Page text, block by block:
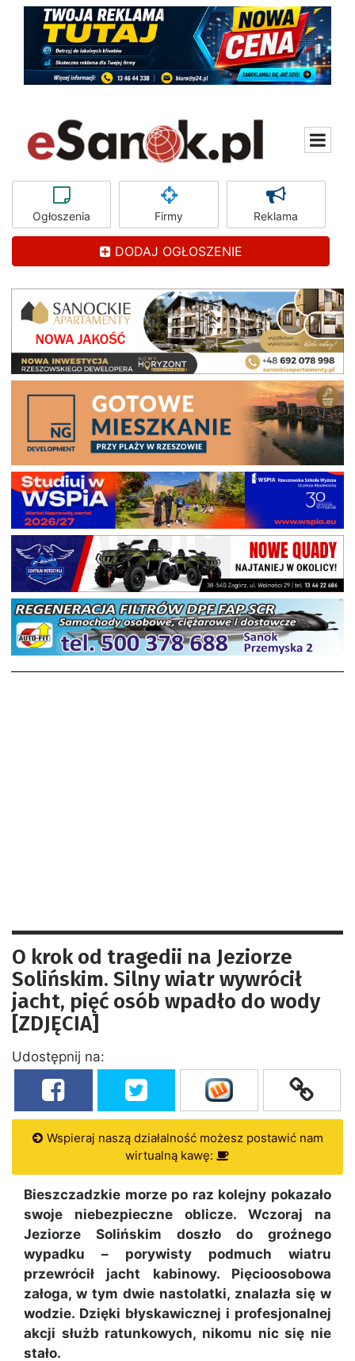
Ogłoszenia Firmy Reklama
DODAJ OGŁOSZENIE
O krok od tragedii na Jeziorze
Solińskim. Silny wiatr wywrócił
jacht, pięć osób wpadło do wody
[ZDJĘCIA]
Udostępnij na:
Wspieraj naszą działalność możesz postawić nam
wirtualną kawę:
Bieszczadzkie morze po raz kolejny pokazało
swoje niebezpieczne oblicze. Wczoraj na
Jeziorze Solińskim doszło do groźnego
wypadku – porywisty podmuch wiatru
przewrócił jacht kabinowy. Pięcioosobowa
załoga, w tym dwie nastolatki, znalazła się w
wodzie. Dzięki błyskawicznej i profesjonalnej
akcji służb ratunkowych, nikomu nic się nie
stało.